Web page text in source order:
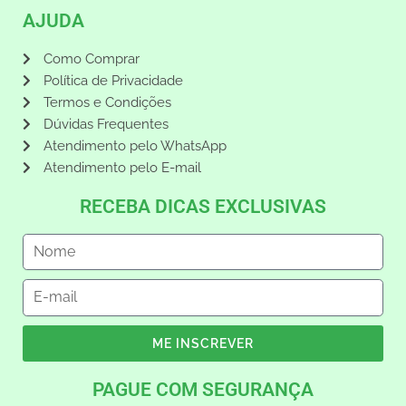
AJUDA
Como Comprar
Política de Privacidade
Termos e Condições
Dúvidas Frequentes
Atendimento pelo WhatsApp
Atendimento pelo E-mail
RECEBA DICAS EXCLUSIVAS
ME INSCREVER
PAGUE COM SEGURANÇA